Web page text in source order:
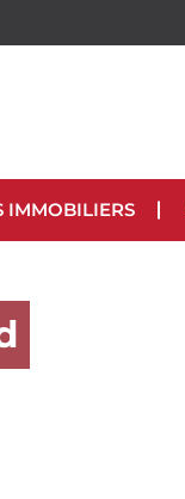
IMMOBILIERS